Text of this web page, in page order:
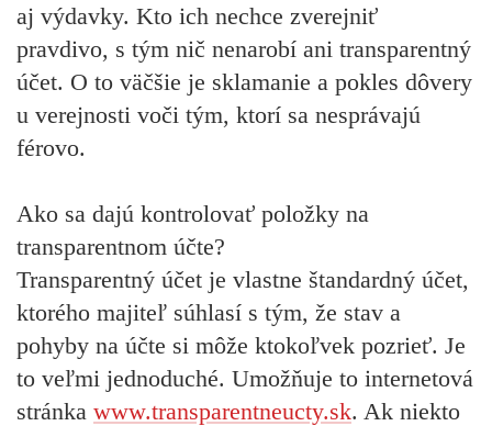
aj výdavky. Kto ich nechce zverejniť
pravdivo, s tým nič nenarobí ani transparentný
účet. O to väčšie je sklamanie a pokles dôvery
u verejnosti voči tým, ktorí sa nesprávajú
férovo.
Ako sa dajú kontrolovať položky na
transparentnom účte?
Transparentný účet je vlastne štandardný účet,
ktorého majiteľ súhlasí s tým, že stav a
pohyby na účte si môže ktokoľvek pozrieť. Je
to veľmi jednoduché. Umožňuje to internetová
stránka www.transparentneucty.sk. Ak niekto